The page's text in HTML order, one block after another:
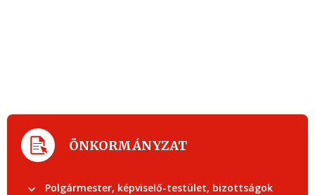
ÖNKORMÁNYZAT
Polgármester, képviselő-testület, bizottságok